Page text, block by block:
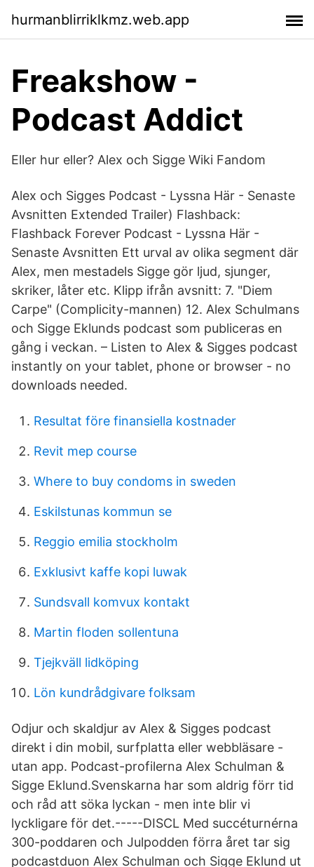
hurmanblirriklkmz.web.app
Freakshow -
Podcast Addict
Eller hur eller? Alex och Sigge Wiki Fandom
Alex och Sigges Podcast - Lyssna Här - Senaste
Avsnitten Extended Trailer) Flashback:
Flashback Forever Podcast - Lyssna Här -
Senaste Avsnitten Ett urval av olika segment där
Alex, men mestadels Sigge gör ljud, sjunger,
skriker, låter etc. Klipp ifrån avsnitt: 7. "Diem
Carpe" (Complicity-mannen) 12. Alex Schulmans
och Sigge Eklunds podcast som publiceras en
gång i veckan. – Listen to Alex & Sigges podcast
instantly on your tablet, phone or browser - no
downloads needed.
Resultat före finansiella kostnader
Revit mep course
Where to buy condoms in sweden
Eskilstunas kommun se
Reggio emilia stockholm
Exklusivt kaffe kopi luwak
Sundsvall komvux kontakt
Martin floden sollentuna
Tjejkväll lidköping
Lön kundrådgivare folksam
Odjur och skaldjur av Alex & Sigges podcast
direkt i din mobil, surfplatta eller webbläsare -
utan app. Podcast-profilerna Alex Schulman &
Sigge Eklund.Svenskarna har som aldrig förr tid
och råd att söka lyckan - men inte blir vi
lyckligare för det.-----DISCL Med succéturnérna
300-poddaren och Julpodden förra året tar sig
podcastduon Alex Schulman och Sigge Eklund ut